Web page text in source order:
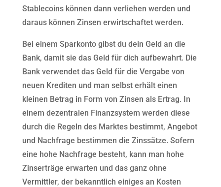
Stablecoins können dann verliehen werden und
daraus können Zinsen erwirtschaftet werden.
Bei einem Sparkonto gibst du dein Geld an die
Bank, damit sie das Geld für dich aufbewahrt. Die
Bank verwendet das Geld für die Vergabe von
neuen Krediten und man selbst erhält einen
kleinen Betrag in Form von Zinsen als Ertrag. In
einem dezentralen Finanzsystem werden diese
durch die Regeln des Marktes bestimmt, Angebot
und Nachfrage bestimmen die Zinssätze. Sofern
eine hohe Nachfrage besteht, kann man hohe
Zinserträge erwarten und das ganz ohne
Vermittler, der bekanntlich einiges an Kosten